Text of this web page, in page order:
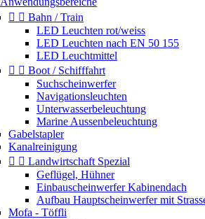
  Bahn / Train
LED Leuchten rot/weiss
LED Leuchten nach EN 50 155
LED Leuchtmittel
  Boot / Schifffahrt
Suchscheinwerfer
Navigationsleuchten
Unterwasserbeleuchtung
Marine Aussenbeleuchtung
Gabelstapler
Kanalreinigung
  Landwirtschaft Spezial
Geflügel, Hühner
Einbauscheinwerfer Kabinendach
Aufbau Hauptscheinwerfer mit
Mofa - Töffli